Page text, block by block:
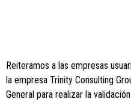
Reiteramos a las empresas
la empresa Trinity Consulting
General para realizar la